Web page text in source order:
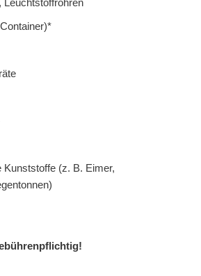
Leuchtstoffröhren
(z. B. Eimer,